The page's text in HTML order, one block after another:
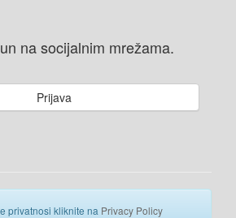
na socijalnim mrežama.
Prijava
privatnosi kliknite na Privacy Policy